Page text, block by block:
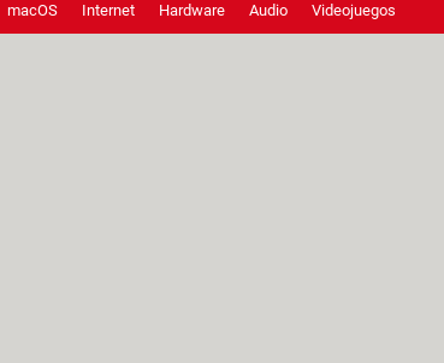
macOS Internet Hardware Audio Videojuegos